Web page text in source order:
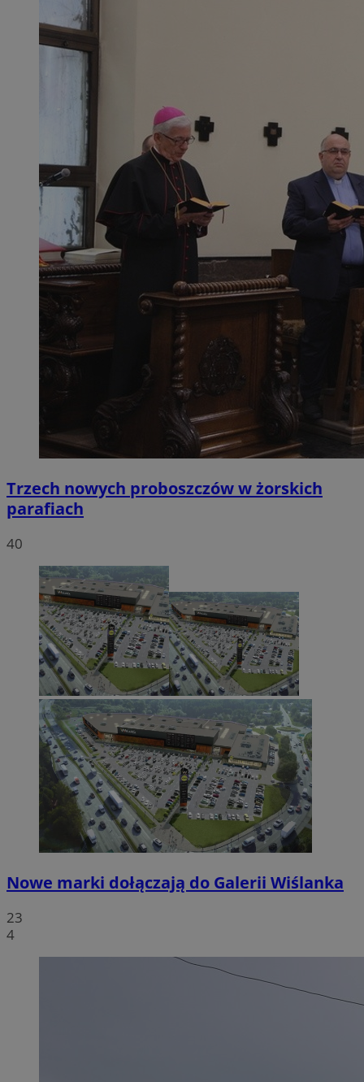
Trzech nowych proboszczów w żorskich
parafiach
40
Nowe marki dołączają do Galerii Wiślanka
23
4